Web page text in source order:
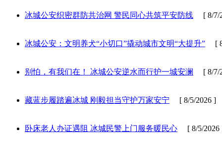
冰城公安织密群防共治网 警民同心共筑平安防线 [ 8/7/
冰城公安：文明养犬“小切口”撬动城市文明“大提升” [
别怕，有我们在！ 冰城公安逆水而行护一城安澜 [ 8/7/
藏蓝步履踏遍冰城 刚毅担当守护万家安宁 [ 8/5/2026 ]
卧床老人办证遇阻 冰城民警上门服务暖民心 [ 8/5/2026